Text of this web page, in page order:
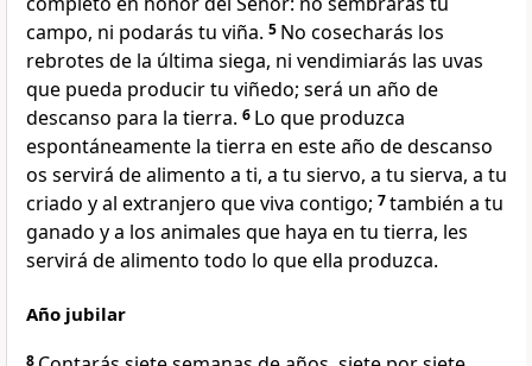
campo, ni podarás tu viña. 5 No cosecharás los
rebrotes de la última siega, ni vendimiarás las uvas
que pueda producir tu viñedo; será un año de
descanso para la tierra. 6 Lo que produzca
espontáneamente la tierra en este año de descanso
os servirá de alimento a ti, a tu siervo, a tu sierva, a tu
criado y al extranjero que viva contigo; 7también a tu
ganado y a los animales que haya en tu tierra, les
servirá de alimento todo lo que ella produzca.
Año jubilar
8